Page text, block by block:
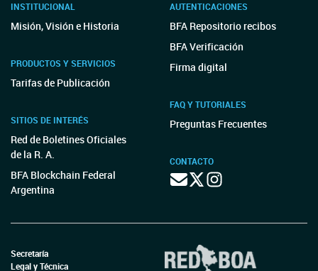
INSTITUCIONAL
Misión, Visión e Historia
PRODUCTOS Y SERVICIOS
Tarifas de Publicación
SITIOS DE INTERÉS
Red de Boletines Oficiales
de la R. A.
BFA Blockchain Federal
Argentina
AUTENTICACIONES
BFA Repositorio recibos
BFA Verificación
Firma digital
FAQ Y TUTORIALES
Preguntas Frecuentes
CONTACTO
Secretaría
Legal y Técnica